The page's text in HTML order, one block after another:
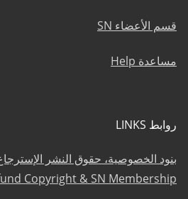
قسم الأعضاء SN
مساعدة Help
روابط LINKS
بنود الخصوصية، حقوق النشر
Copyright & SN Membership